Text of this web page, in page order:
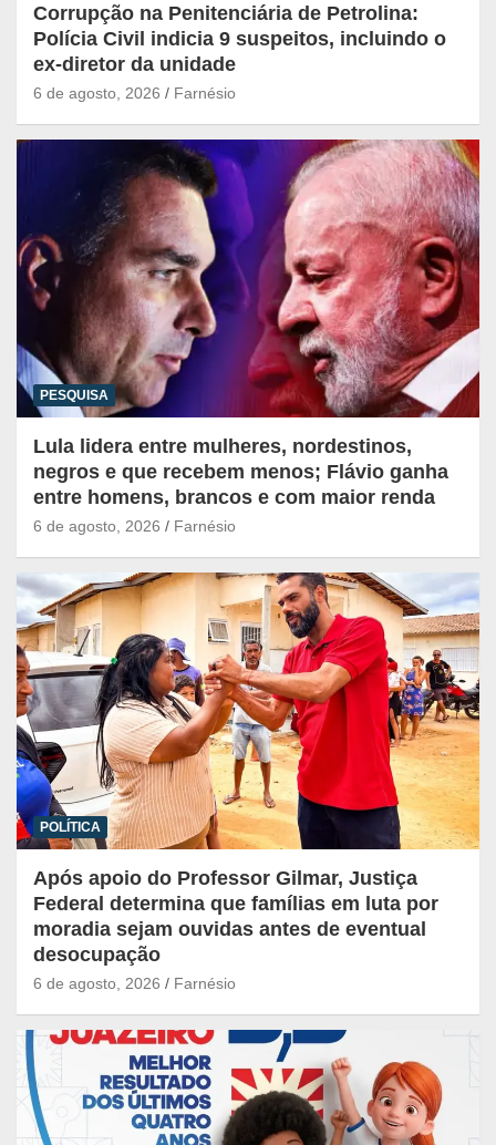
Corrupção na Penitenciária de Petrolina:
Polícia Civil indicia 9 suspeitos, incluindo o
ex-diretor da unidade
6 de agosto, 2026 Farnésio
PESQUISA
Lula lidera entre mulheres, nordestinos,
negros e que recebem menos; Flávio ganha
entre homens, brancos e com maior renda
6 de agosto, 2026 Farnésio
POLÍTICA
Após apoio do Professor Gilmar, Justiça
Federal determina que famílias em luta por
moradia sejam ouvidas antes de eventual
desocupação
6 de agosto, 2026 Farnésio